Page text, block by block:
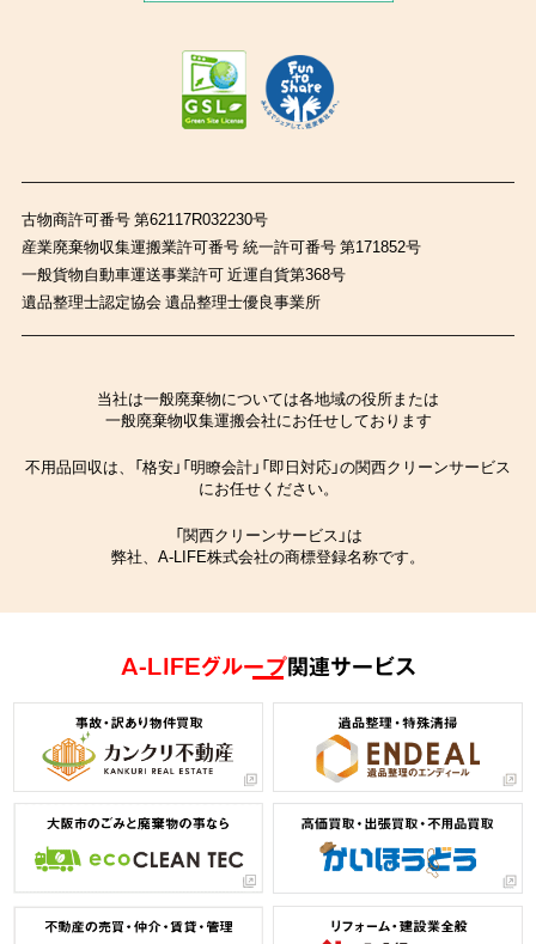
古物商許可番号 第62117R032230号
産業廃棄物収集運搬業許可番号 統一許可番号 第171852号
一般貨物自動車運送事業許可 近運自貨第368号
遺品整理士認定協会 遺品整理士優良事業所
当社は一般廃棄物については各地域の役所または
一般廃棄物収集運搬会社にお任せしております
不用品回収は、「格安」「明瞭会計」「即日対応」の関西クリーンサービス
にお任せください。
「関西クリーンサービス」は
弊社、A-LIFE株式会社の商標登録名称です。
A-LIFEグループ関連サービス